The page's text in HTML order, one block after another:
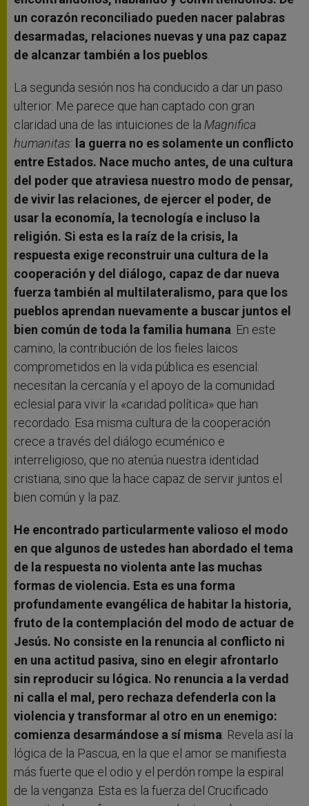
un corazón reconciliado pueden nacer palabras
desarmadas, relaciones nuevas y una paz capaz
de alcanzar también a los pueblos
La segunda sesión nos ha conducido a dar un paso
ulterior. Me parece que han captado con gran
claridad una de las intuiciones de la Magnifica
humanitas: la guerra no es solamente un conflicto
entre Estados. Nace mucho antes, de una cultura
del poder que atraviesa nuestro modo de pensar,
de vivir las relaciones, de ejercer el poder, de
usar la economía, la tecnología e incluso la
religión. Si esta es la raíz de la crisis, la
respuesta exige reconstruir una cultura de la
cooperación y del diálogo, capaz de dar nueva
fuerza también al multilateralismo, para que los
pueblos aprendan nuevamente a buscar juntos el
bien común de toda la familia humana . En este
camino, la contribución de los fieles laicos
comprometidos en la vida pública es esencial:
necesitan la cercanía y el apoyo de la comunidad
eclesial para vivir la «caridad política» que han
recordado. Esa misma cultura de la cooperación
crece a través del diálogo ecuménico e
interreligioso, que no atenúa nuestra identidad
cristiana, sino que la hace capaz de servir juntos el
bien común y la paz.
He encontrado particularmente valioso el modo
en que algunos de ustedes han abordado el tema
de la respuesta no violenta ante las muchas
formas de violencia. Esta es una forma
profundamente evangélica de habitar la historia,
fruto de la contemplación del modo de actuar de
Jesús. No consiste en la renuncia al conflicto ni
en una actitud pasiva, sino en elegir afrontarlo
sin reproducir su lógica. No renuncia a la verdad
ni calla el mal, pero rechaza defenderla con la
violencia y transformar al otro en un enemigo:
comienza desarmándose a sí misma . Revela así la
lógica de la Pascua, en la que el amor se manifiesta
más fuerte que el odio y el perdón rompe la espiral
de la venganza. Esta es la fuerza del Crucificado